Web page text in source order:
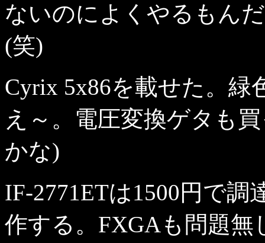
ないのによくやるもん
(笑)
Cyrix 5x86を載せた。
え～。電圧変換ゲタも
かな)
IF-2771ETは1500円で
作する。FXGAも問題無